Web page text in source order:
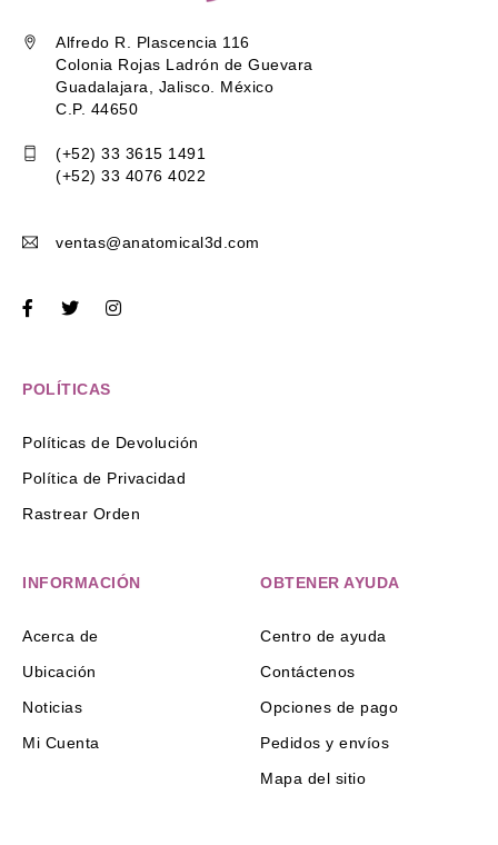
Alfredo R. Plascencia 116
Colonia Rojas Ladrón de Guevara
Guadalajara, Jalisco. México
C.P. 44650
(+52) 33 3615 1491
(+52) 33 4076 4022
ventas@anatomical3d.com
POLÍTICAS
Políticas de Devolución
Política de Privacidad
Rastrear Orden
INFORMACIÓN
Acerca de
Ubicación
Noticias
Mi Cuenta
OBTENER AYUDA
Centro de ayuda
Contáctenos
Opciones de pago
Pedidos y envíos
Mapa del sitio